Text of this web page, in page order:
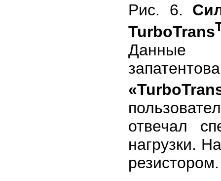
Рис. 6.
TurboTrans
Данные
отвечал
нагрузки.
резистором.